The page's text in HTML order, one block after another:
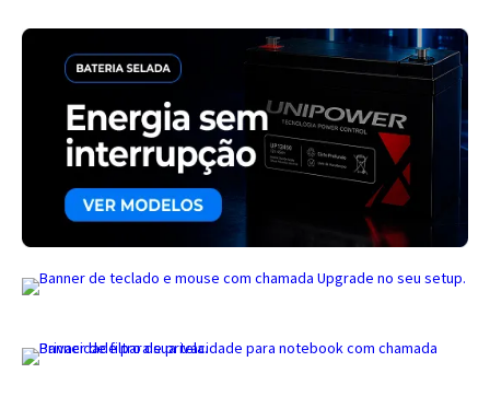
Entendi
Entendi
Entendi
Entendi